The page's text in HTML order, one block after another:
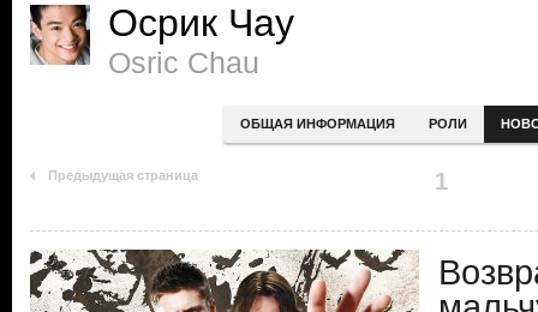
Осрик Чау
Osric Chau
ОБЩАЯ ИНФОРМАЦИЯ РОЛИ
Предыдущая страница 1